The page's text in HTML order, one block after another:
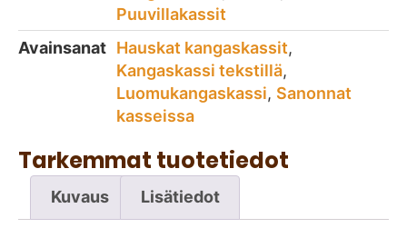
Puuvillakassit
Avainsanat Hauskat kangaskassit,
Kangaskassi tekstillä,
Luomukangaskassi, Sanonnat
kasseissa
Tarkemmat tuotetiedot
Kuvaus Lisätiedot